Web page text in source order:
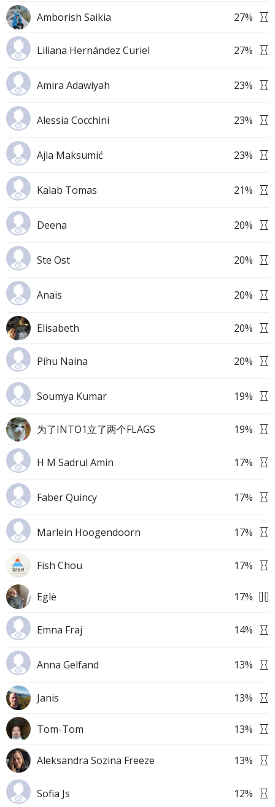
Amborish Saikia 27%
Liliana Hernández Curiel 27%
Amira Adawiyah 23%
Alessia Cocchini 23%
Ajla Maksumić 23%
Kalab Tomas 21%
Deena 20%
Ste Ost 20%
Anaïs 20%
Elisabeth 20%
Pihu Naina 20%
Soumya Kumar 19%
为了INTO1立了两个FLAGS 19%
H M Sadrul Amin 17%
Faber Quincy 17%
Marlein Hoogendoorn 17%
Fish Chou 17%
Eglė 17%
Emna Fraj 14%
Anna Gelfand 13%
Janis 13%
Tom-Tom 13%
Aleksandra Sozina Freeze 13%
Sofia Js 12%